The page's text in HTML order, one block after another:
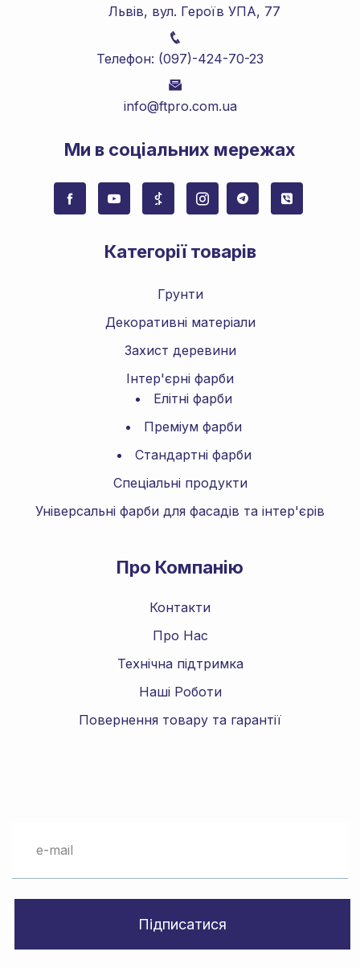
Львів, вул. Героїв УПА, 77
Телефон: (097)-424-70-23
info@ftpro.com.ua
Mи в соціальних мережах
Категорії товарів
Грунти
Декоративні матеріали
Захист деревини
Інтер'єрні фарби
Елітні фарби
Преміум фарби
Стандартні фарби
Спеціальні продукти
Універсальні фарби для фасадів та інтер'єрів
Про Компанію
Контакти
Про Нас
Технічна підтримка
Наші Роботи
Повернення товару та гарантії
Підписатися